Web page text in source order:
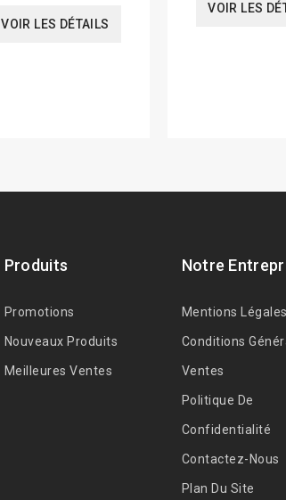
VOIR LES DÉTAILS
VOIR LES
Produits
Promotions
Nouveaux Produits
Meilleures Ventes
Notre
Mentions Légales
Conditions
Ventes
Politique De
Confidentialité
Contactez-Nous
Plan Du Site